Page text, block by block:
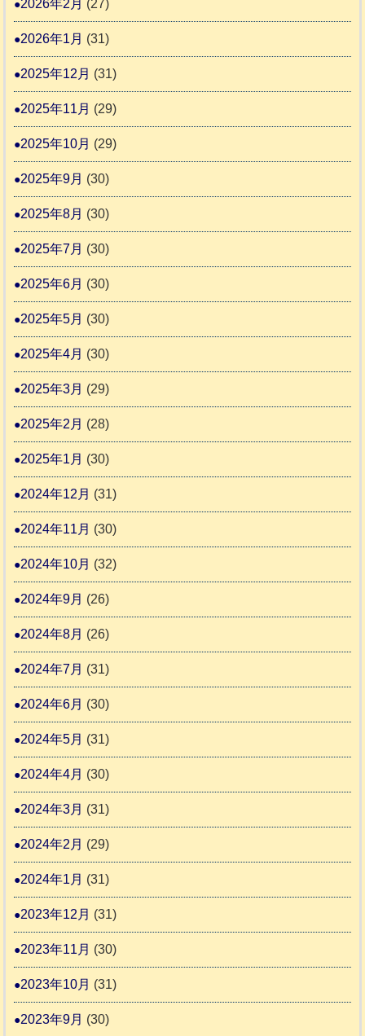
報
2026年2月 (27)
2026年1月 (31)
2025年12月 (31)
2025年11月 (29)
2025年10月 (29)
2025年9月 (30)
2025年8月 (30)
2025年7月 (30)
2025年6月 (30)
2025年5月 (30)
2025年4月 (30)
2025年3月 (29)
2025年2月 (28)
2025年1月 (30)
2024年12月 (31)
2024年11月 (30)
2024年10月 (32)
2024年9月 (26)
2024年8月 (26)
2024年7月 (31)
2024年6月 (30)
2024年5月 (31)
2024年4月 (30)
2024年3月 (31)
2024年2月 (29)
2024年1月 (31)
2023年12月 (31)
2023年11月 (30)
2023年10月 (31)
2023年9月 (30)